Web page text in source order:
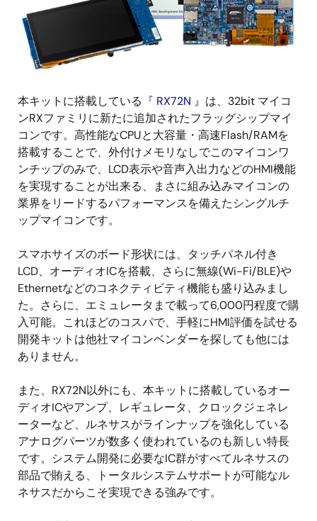
本キットに搭載している『 RX72N 』は、32bit マイコ
ンRXファミリに新たに追加されたフラッグシップマイ
コンです。高性能なCPUと大容量・高速Flash/RAMを
搭載することで、外付けメモリなしでこのマイコンワ
ンチップのみで、LCD表示や音声入出力などのHMI機能
を実現することが出来る、まさに組み込みマイコンの
業界をリードするパフォーマンスを備えたシングルチ
ップマイコンです。
スマホサイズのボード形状には、タッチパネル付き
LCD、オーディオICを搭載、さらに無線(Wi-Fi/BLE)や
Ethernetなどのコネクティビティ機能も盛り込みまし
た。さらに、エミュレータまで載って6,000円程度で購
入可能。これほどのコスパで、手軽にHMI評価を試せる
開発キットは他社マイコンベンダーを探しても他には
ありません。
また、RX72N以外にも、本キットに搭載しているオー
ディオICやアンプ、レギュレータ、クロックジェネレ
ーターなど、ルネサスがラインナップを強化している
アナログパーツが数多く使われているのも新しい特長
です。システム開発に必要なIC群がすべてルネサスの
部品で賄える、トータルシステムサポートが可能なル
ネサスだからこそ実現できる強みです。